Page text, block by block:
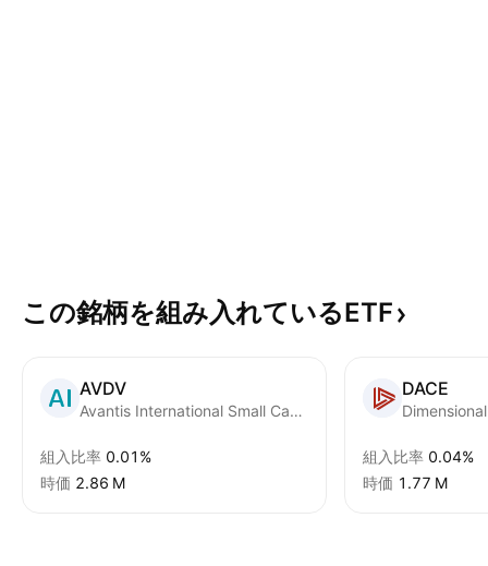
この銘柄を組み入れているETF
AVDV
Avantis International Small Cap Value ETF
組入比率 0.01%
時価 ‪2.86 M‬
DACE
組入比率 0.04%
時価 ‪1.77 M‬